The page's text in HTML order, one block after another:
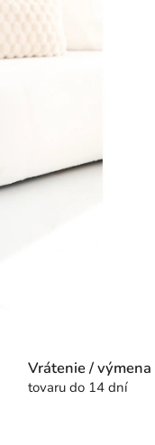
Vrátenie / výmena
tovaru do 14 dní